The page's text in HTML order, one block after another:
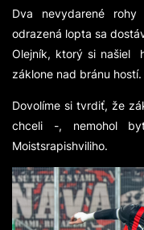
Dva nevydarené
odrazená lopta sa
Olejník, ktorý si našiel
záklone nad bránu hostí.
Dovolíme si tvrdiť, že
chceli -, nemohol
Moistsrapishviliho.